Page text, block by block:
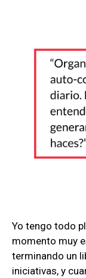
Yo tengo todo
momento muy
terminando un
iniciativas, y